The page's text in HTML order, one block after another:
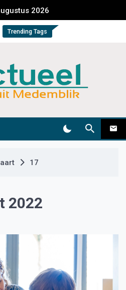
2026
Trending Tags
17
2022